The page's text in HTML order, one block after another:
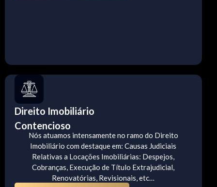
Direito Imobiliário
Contencioso
Nós atuamos intensamente no ramo do Direito
Imobiliário com destaque em: Causas Judiciais
Relativas a Locações Imobiliárias: Despejos,
Cobranças, Execução de Título Extrajudicial,
Renovatórias, Revisionais, etc…